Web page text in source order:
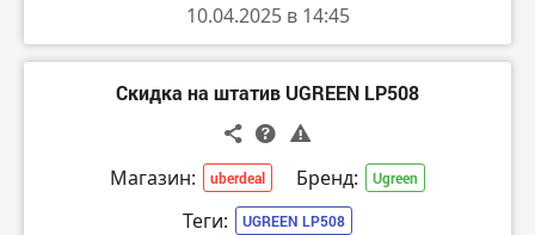
10.04.2025 в 14:45
Скидка на штатив UGREEN LP508
Магазин: uberdeal Бренд: Ugreen
Теги: UGREEN LP508